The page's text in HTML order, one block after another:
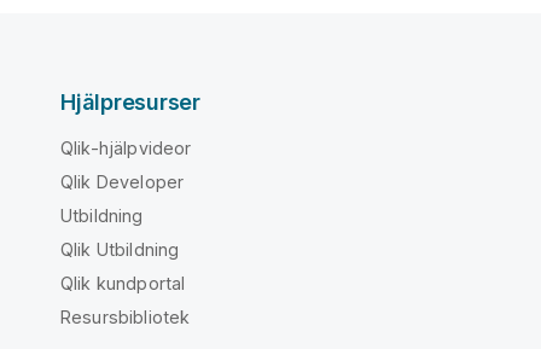
Hjälpresurser
Qlik-hjälpvideor
Qlik Developer
Utbildning
Qlik Utbildning
Qlik kundportal
Resursbibliotek